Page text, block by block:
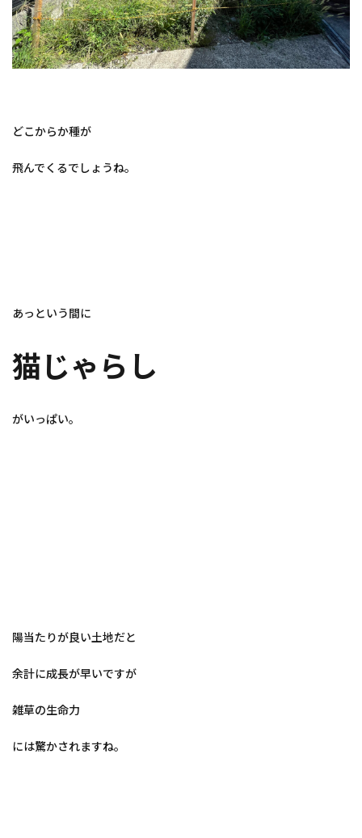
どこからか種が
飛んでくるでしょうね。
あっという間に
猫じゃらし
がいっぱい。
陽当たりが良い土地だと
余計に成長が早いですが
雑草の生命力
には驚かされますね。